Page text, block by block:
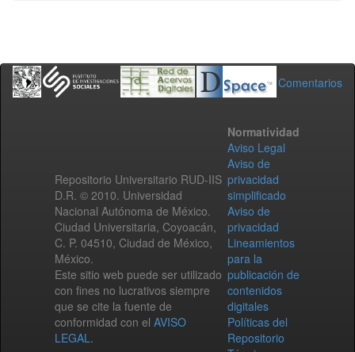
Comentarios
Repositorio Universitario RUD-IIS
D.R. © 2010. Universidad
Nacional Autónoma de México.
Ciudad Universitaria, Coyoacán,
C. P. 04510, Ciudad de México,
México.
Este sitio web puede ser utilizado
con fines no lucrativos siempre
que se cite la fuente de
conformidad con el AVISO
LEGAL.
Normatividad
Aviso Legal
Aviso de
privacidad
simplificado
Aviso de
privacidad
Lineamientos
para la
publicación de
contenidos
digitales
Políticas del
Repositorio